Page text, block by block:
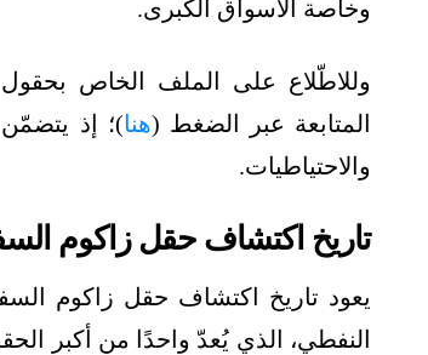
وخاصة الأسواق الكبرى.
وللاطّلاع على الملف الخاص
المتابعة عبر الضغط (هنا)؛ إذ
والاحتياطيات.
تاريخ اكتشاف حقل زاكوم
النفطي، الذي يُعدّ واحدًا من أكبر